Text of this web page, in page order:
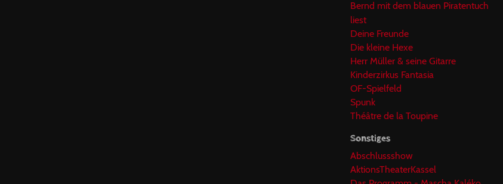
Bernd mit dem blauen Piratentuch
liest
Deine Freunde
Die kleine Hexe
Herr Müller & seine Gitarre
Kinderzirkus Fantasia
OF-Spielfeld
Spunk
Théâtre de la Toupine
Sonstiges
Abschlussshow
AktionsTheaterKassel